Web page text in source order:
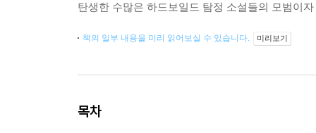
탄생한 수많은 하드보일드 탐정 소설들의 모범이
책의 일부 내용을 미리 읽어보실 수 있습니다. 미리보기
목차